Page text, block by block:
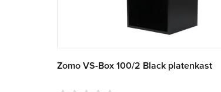
Zomo VS-Box 100/2 Black platenkast